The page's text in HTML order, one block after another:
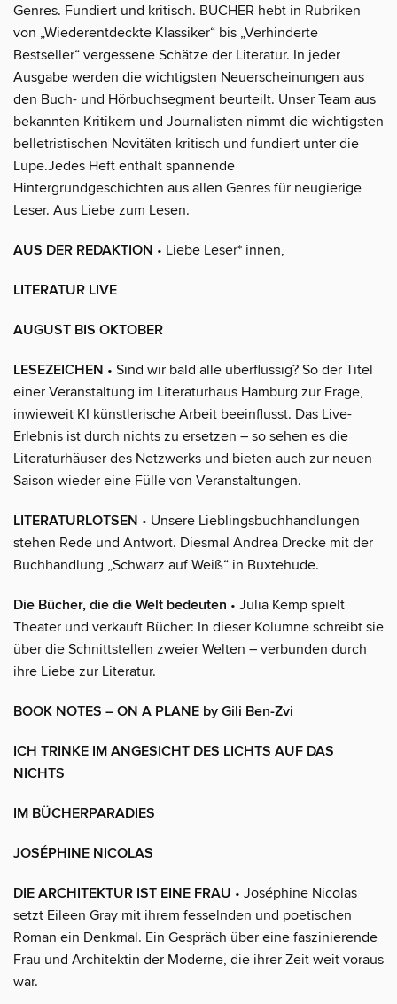
Genres. Fundiert und kritisch. BÜCHER hebt in Rubriken
von „Wiederentdeckte Klassiker“ bis „Verhinderte
Bestseller“ vergessene Schätze der Literatur. In jeder
Ausgabe werden die wichtigsten Neuerscheinungen aus
den Buch- und Hörbuchsegment beurteilt. Unser Team aus
bekannten Kritikern und Journalisten nimmt die wichtigsten
belletristischen Novitäten kritisch und fundiert unter die
Lupe.Jedes Heft enthält spannende
Hintergrundgeschichten aus allen Genres für neugierige
Leser. Aus Liebe zum Lesen.
AUS DER REDAKTION • Liebe Leser* innen,
LITERATUR LIVE
AUGUST BIS OKTOBER
LESEZEICHEN • Sind wir bald alle überflüssig? So der Titel
einer Veranstaltung im Literaturhaus Hamburg zur Frage,
inwieweit KI künstlerische Arbeit beeinflusst. Das Live-
Erlebnis ist durch nichts zu ersetzen – so sehen es die
Literaturhäuser des Netzwerks und bieten auch zur neuen
Saison wieder eine Fülle von Veranstaltungen.
LITERATURLOTSEN • Unsere Lieblingsbuchhandlungen
stehen Rede und Antwort. Diesmal Andrea Drecke mit der
Buchhandlung „Schwarz auf Weiß“ in Buxtehude.
Die Bücher, die die Welt bedeuten • Julia Kemp spielt
Theater und verkauft Bücher: In dieser Kolumne schreibt sie
über die Schnittstellen zweier Welten – verbunden durch
ihre Liebe zur Literatur.
BOOK NOTES – ON A PLANE by Gili Ben-Zvi
ICH TRINKE IM ANGESICHT DES LICHTS AUF DAS
NICHTS
IM BÜCHERPARADIES
JOSÉPHINE NICOLAS
DIE ARCHITEKTUR IST EINE FRAU • Joséphine Nicolas
setzt Eileen Gray mit ihrem fesselnden und poetischen
Roman ein Denkmal. Ein Gespräch über eine faszinierende
Frau und Architektin der Moderne, die ihrer Zeit weit voraus
war.